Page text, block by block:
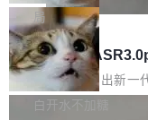
在语法层面完成文本定
内涵与结构关联，导致
理解大规模代码仓时面
颈。 代码仓深度理解服
e深度理解服务"）是华
调整期间，部门三次通
移到B集群，王某都回
数据。2024年9月3日下
的账号密码进入A集群
称为"删库跑路"的命令
1%，成本降 30%
它们有一个共同的问
的 Kimi K 系列和智谱
oE 架构的大模型，好
存永远不够用。
一直在跑这些模型的推
局
腾讯混元 Hy
腾讯混元正式推出新一
3.0preview。基于最新
白开水不加糖